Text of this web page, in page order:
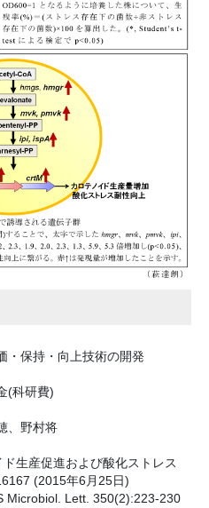
・保持・向上技術の開発
(科研費)
、野村将
生産促進および酸化ストレス
(2015年6月25日)
Microbiol. Lett. 350(2):223-230